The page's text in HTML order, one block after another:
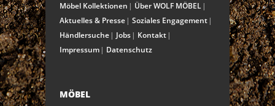
Möbel Kollektionen
Über WOLF MÖBEL
Aktuelles & Presse
Soziales Engagement
Händlersuche
Jobs
Kontakt
Impressum
Datenschutz
MÖBEL